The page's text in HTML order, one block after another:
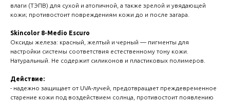
влаги (ТЭПВ) для сухой и атопичной, а также зрелой и увядающей
кожи; противостоит повреждениям кожи до и после загара.
Skincolor 8-Medio Escuro
Оксиды железа: красный, желтый и черный — пигменты для
настройки системы соответствия естественному тону кожи.
Натуральный. Не содержит силиконов и пластиковых полимеров.
Действие:
- надежно защищает от UVA-лучей, предотвращает преждевременное
старение кожи под воздействием солнца, противостоит появлению